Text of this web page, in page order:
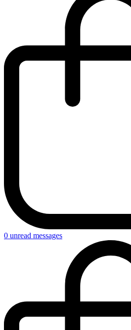
0 unread messages